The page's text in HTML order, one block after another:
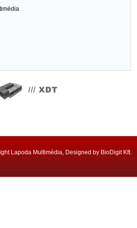
Lapoda Multimédia, Designed by BioDigit Kft.